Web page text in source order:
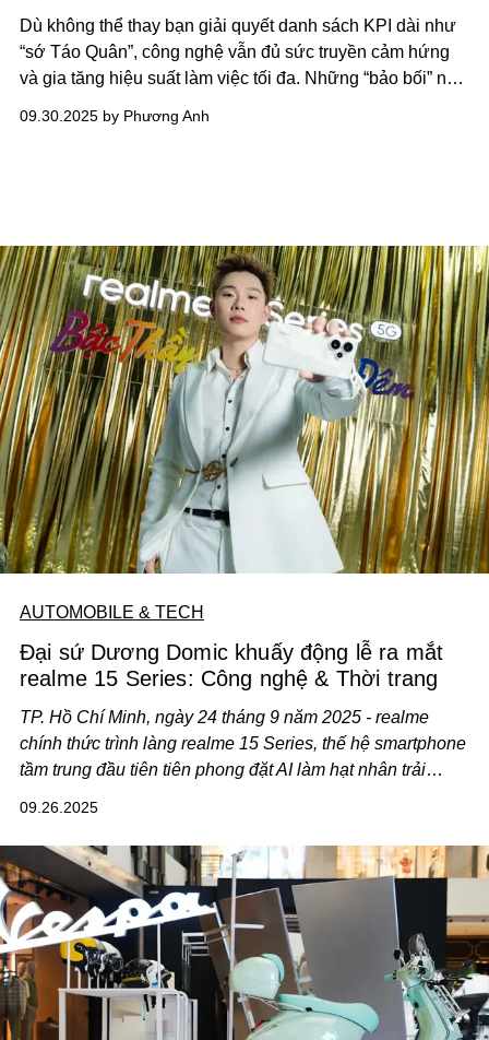
Dù không thể thay bạn giải quyết danh sách KPI dài như
“sớ Táo Quân”, công nghệ vẫn đủ sức truyền cảm hứng
và gia tăng hiệu suất làm việc tối đa. Những “bảo bối” nhỏ
rộn và điềm nhiên lướt qua mùa cao điểm cuối năm.
09.30.2025 by Phương Anh
AUTOMOBILE & TECH
Đại sứ Dương Domic khuấy động lễ ra mắt
realme 15 Series: Công nghệ & Thời trang
TP. Hồ Chí Minh, ngày 24 tháng 9 năm 2025 - realme
chính thức trình làng realme 15 Series, thế hệ smartphone
tầm trung đầu tiên tiên phong đặt AI làm hạt nhân trải
Đêm” - realme 15 Series mở ra không gian nơi công nghệ
và phong cách cá nhân cùng tỏa sáng. Từ nay, mỗi đêm
tiệc sẽ mang một diện mạo mới khi công nghệ AI bước
vào trung tâm cuộc chơi.
09.26.2025